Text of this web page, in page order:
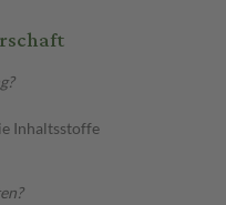
Inhaltsstoffe